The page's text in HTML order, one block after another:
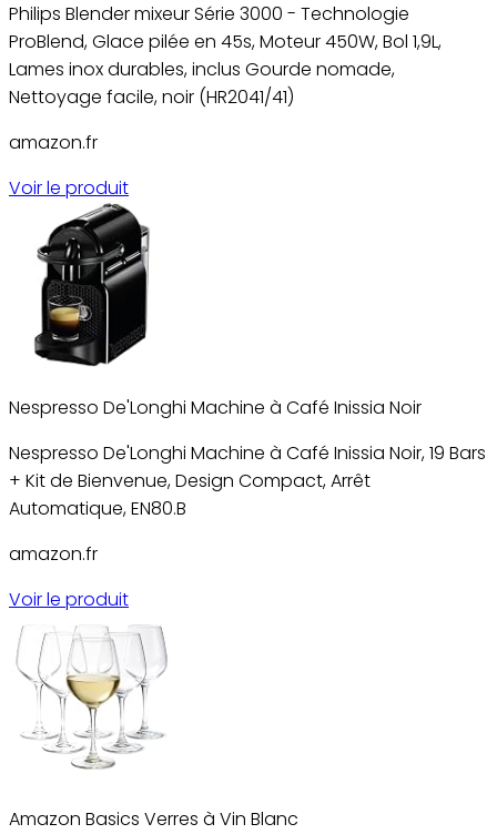
Philips Blender mixeur Série 3000 - Technologie
ProBlend, Glace pilée en 45s, Moteur 450W, Bol 1,9L,
Lames inox durables, inclus Gourde nomade,
Nettoyage facile, noir (HR2041/41)
amazon.fr
Voir le produit
Nespresso De'Longhi Machine à Café Inissia Noir
Nespresso De'Longhi Machine à Café Inissia Noir, 19 Bars
+ Kit de Bienvenue, Design Compact, Arrêt
Automatique, EN80.B
amazon.fr
Voir le produit
Amazon Basics Verres à Vin Blanc